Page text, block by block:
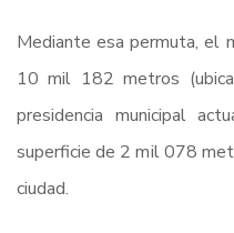
Mediante esa permuta, el
10 mil 182 metros
presidencia municipal
superficie de 2 mil 078
ciudad.